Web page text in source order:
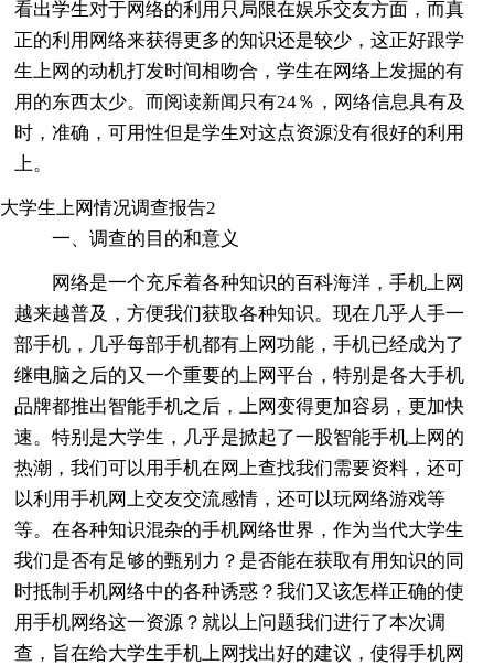
看出学生对于网络的利用只局限在娱乐交友方面，而真
正的利用网络来获得更多的知识还是较少，这正好跟学
生上网的动机打发时间相吻合，学生在网络上发掘的有
用的东西太少。而阅读新闻只有24％，网络信息具有及
时，准确，可用性但是学生对这点资源没有很好的利用
上。
大学生上网情况调查报告2
一、调查的目的和意义
网络是一个充斥着各种知识的百科海洋，手机上网
越来越普及，方便我们获取各种知识。现在几乎人手一
部手机，几乎每部手机都有上网功能，手机已经成为了
继电脑之后的又一个重要的上网平台，特别是各大手机
品牌都推出智能手机之后，上网变得更加容易，更加快
速。特别是大学生，几乎是掀起了一股智能手机上网的
热潮，我们可以用手机在网上查找我们需要资料，还可
以利用手机网上交友交流感情，还可以玩网络游戏等
等。在各种知识混杂的手机网络世界，作为当代大学生
我们是否有足够的甄别力？是否能在获取有用知识的同
时抵制手机网络中的各种诱惑？我们又该怎样正确的使
用手机网络这一资源？就以上问题我们进行了本次调
查，旨在给大学生手机上网找出好的建议，使得手机网